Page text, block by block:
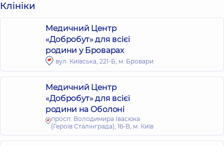
Клініки
Медичний Центр
«Добробут» для всієї
родини у Броварах
вул. Київська, 221-Б, м. Бровари
Медичний Центр
«Добробут» для всієї
родини на Оболоні
просп. Володимира Івасюка
(Героїв Сталінграда), 16-В, м. Київ